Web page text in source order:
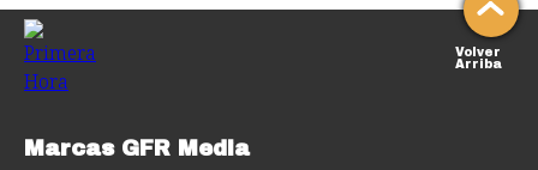
Volver
Arriba
Marcas GFR Media